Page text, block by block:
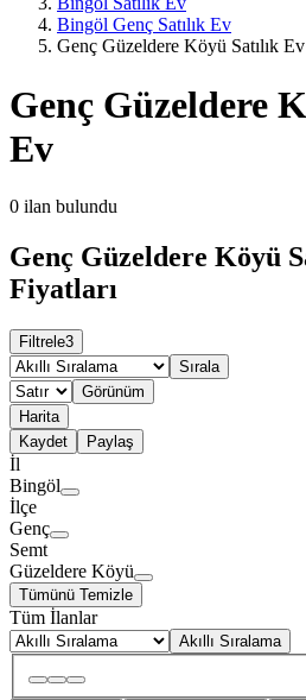
Bingöl Genç Satılık Ev
Genç Güzeldere Köyü Satılık Ev
Genç Güzeldere
Ev
0 ilan bulundu
Genç Güzeldere Köyü
Fiyatları
Filtrele3
Sırala
Görünüm
Harita
Kaydet
Paylaş
İl
Bingöl
İlçe
Genç
Semt
Güzeldere Köyü
Tümünü Temizle
Tüm İlanlar
Akıllı Sıralama